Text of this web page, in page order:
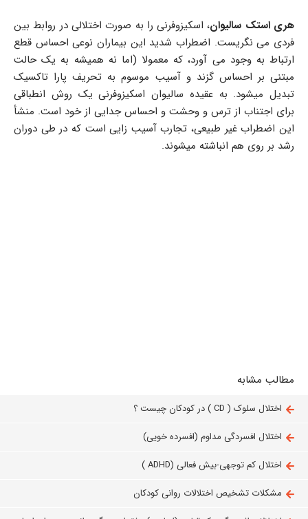
هری استک سالیوان، اسکیزوفرنی را به صورت اختلالی در روابط بین
فردی می نگریست. اضطراب شدید این بیماران نوعی احساس قطع
ارتباط به وجود می آورد، که معمولا (اما نه همیشه به یک حالت
مبتنی بر احساس گزند و آسیب موسوم به تحریف پارا تاکسیک
تبدیل میشود. به عقیده سالیوان اسکیزوفرنی یک روش انطباقی
برای اجتناب از ترس و وحشت و احساس جدایی از خود است. منشأ
این اضطراب غیر طبیعی، تجارب آسیب زایی است که در طی دوران
رشد بر روی هم انباشته میشوند.
مطالب مشابه
اختلال سلوک ( CD ) در کودکان چیست ؟
اختلال افسردگی مداوم (افسرده خویی)
اختلال کم توجهی-بیش فعالی (ADHD )
مشکلات تشخیص اختلالات روانی کودکان